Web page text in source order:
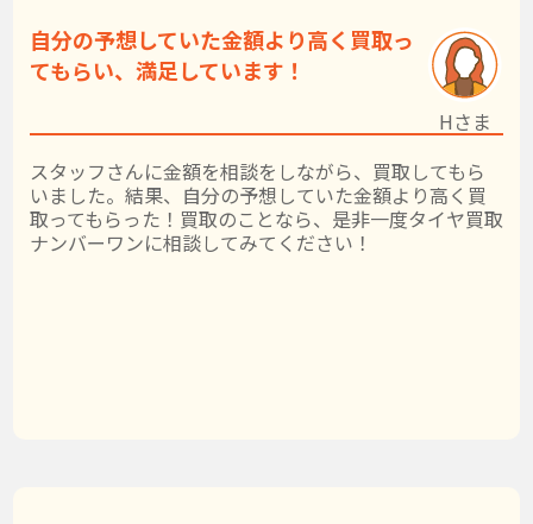
自分の予想していた金額より高く買取っ
てもらい、満足しています！
スタッフさんに金額を相談をしながら、買取してもら
いました。結果、自分の予想していた金額より高く買
取ってもらった！買取のことなら、是非一度タイヤ買取
ナンバーワンに相談してみてください！
Hさま